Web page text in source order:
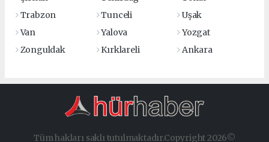
Trabzon
Tunceli
Uşak
Van
Yalova
Yozgat
Zonguldak
Kırklareli Ankara
Tüm hakları saklı tutulmaktadır.Copyright 2026©